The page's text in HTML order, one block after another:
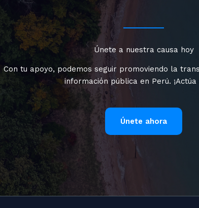
Únete a nuestra causa hoy
Con tu apoyo, podemos seguir promoviendo la
información pública en Perú. ¡Actúa
Únete ahora